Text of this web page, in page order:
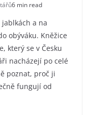
6 min read
a na
obýváku. Kněžice
který se v Česku
nacházejí po celé
poznat, proč ji
fungují od